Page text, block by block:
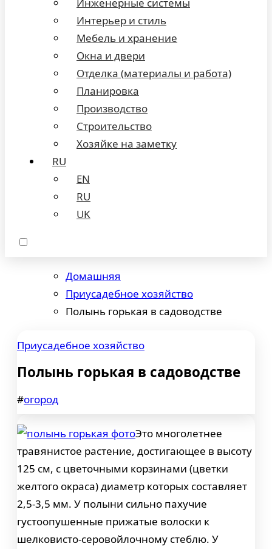
Интерьер и стиль
Мебель и хранение
Окна и двери
Отделка (материалы и работа)
Планировка
Производство
Строительство
Хозяйке на заметку
RU
EN
RU
UK
Домашняя
Приусадебное хозяйство
Полынь горькая в садоводстве
Приусадебное хозяйство
Полынь горькая в садоводстве
#огород
Это многолетнее
травянистое растение, достигающее в высоту
125 см, с цветочными корзинами (цветки
желтого окраса) диаметр которых составляет
2,5-3,5 мм. У полыни сильно пахучие
густоопушенные прижатые волоски к
шелковисто-серовойлочному стеблю. У